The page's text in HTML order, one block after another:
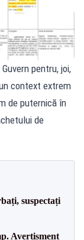
pentru, joi,
context extrem
de puternică în
de
suspectați
Avertisment